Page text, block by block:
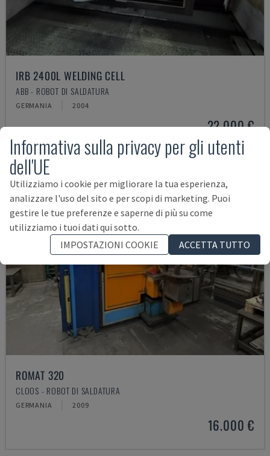
IRB 2400L WELDING CELL
ABB - ROBOT DI SALDATURA
GERMANIA 2004
22.000 €
ROMAT 320
CLOOS - ROBOT DI SALDATURA
GERMANIA 2009
16.000 €
Informativa sulla privacy per gli utenti
dell'UE
Utilizziamo i cookie per migliorare la tua esperienza,
analizzare l'uso del sito e per scopi di marketing. Puoi
gestire le tue preferenze e saperne di più su come
utilizziamo i tuoi dati qui sotto.
IMPOSTAZIONI COOKIE
ACCETTA TUTTO